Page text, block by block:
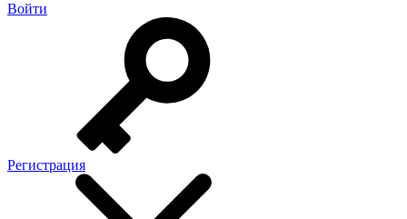
Войти
Регистрация